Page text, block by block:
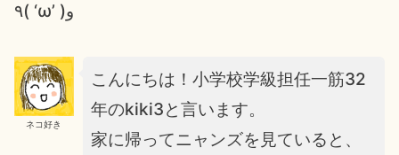
٩( ‘ω’ )و
ネコ好き
こんにちは！小学校学級担任一筋32
年のkiki3と言います。
家に帰ってニャンズを見ていると、